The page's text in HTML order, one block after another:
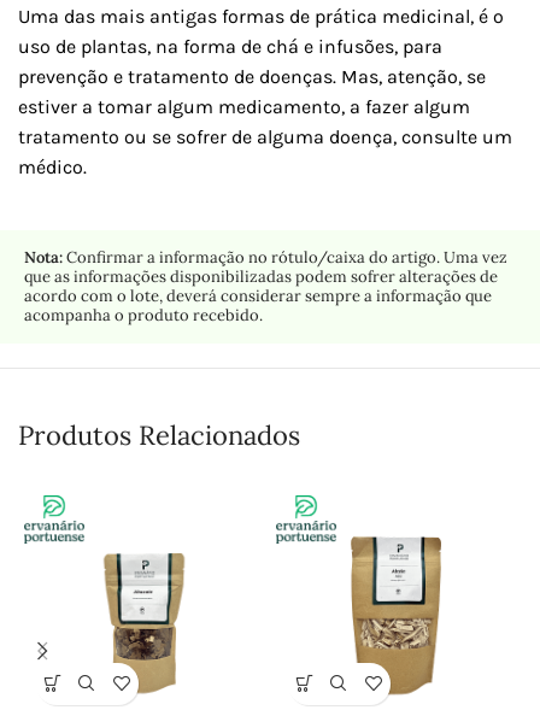
Uma das mais antigas formas de prática medicinal, é o
uso de plantas, na forma de chá e infusões, para
prevenção e tratamento de doenças. Mas, atenção, se
estiver a tomar algum medicamento, a fazer algum
tratamento ou se sofrer de alguma doença, consulte um
médico.
Nota:Confirmar a informação no rótulo/caixa do artigo. Uma vez
que as informações disponibilizadas podem sofrer alterações de
acordo com o lote, deverá considerar sempre a informação que
acompanha o produto recebido.
Produtos Relacionados